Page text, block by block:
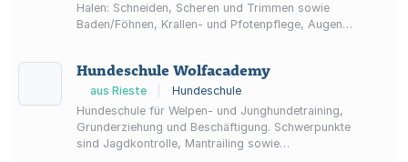
Halen: Schneiden, Scheren und Trimmen sowie
Baden/Föhnen, Krallen- und Pfotenpflege, Augen-
Hundeschule Wolfacademy
aus Rieste
Hundeschule
Hundeschule für Welpen- und Junghundetraining,
Grunderziehung und Beschäftigung. Schwerpunkte
sind Jagdkontrolle, Mantrailing sowie